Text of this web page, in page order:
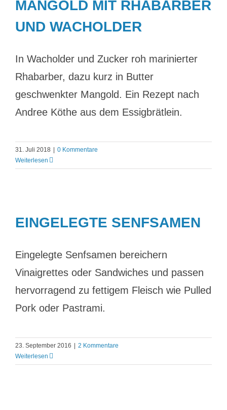
MANGOLD MIT RHABARBER
UND WACHOLDER
In Wacholder und Zucker roh marinierter
Rhabarber, dazu kurz in Butter
geschwenkter Mangold. Ein Rezept nach
Andree Köthe aus dem Essigbrätlein.
31. Juli 2018
0 Kommentare
Weiterlesen
EINGELEGTE SENFSAMEN
Eingelegte Senfsamen bereichern
Vinaigrettes oder Sandwiches und passen
hervorragend zu fettigem Fleisch wie Pulled
Pork oder Pastrami.
23. September 2016
2 Kommentare
Weiterlesen